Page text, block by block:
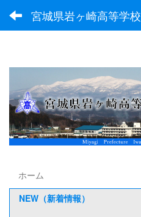
宮城県岩ヶ崎高等学校
ホーム
NEW（新着情報）